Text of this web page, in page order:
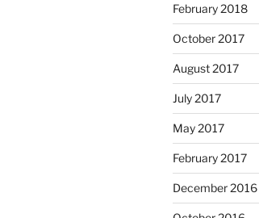
February 2018
October 2017
August 2017
July 2017
May 2017
February 2017
December 2016